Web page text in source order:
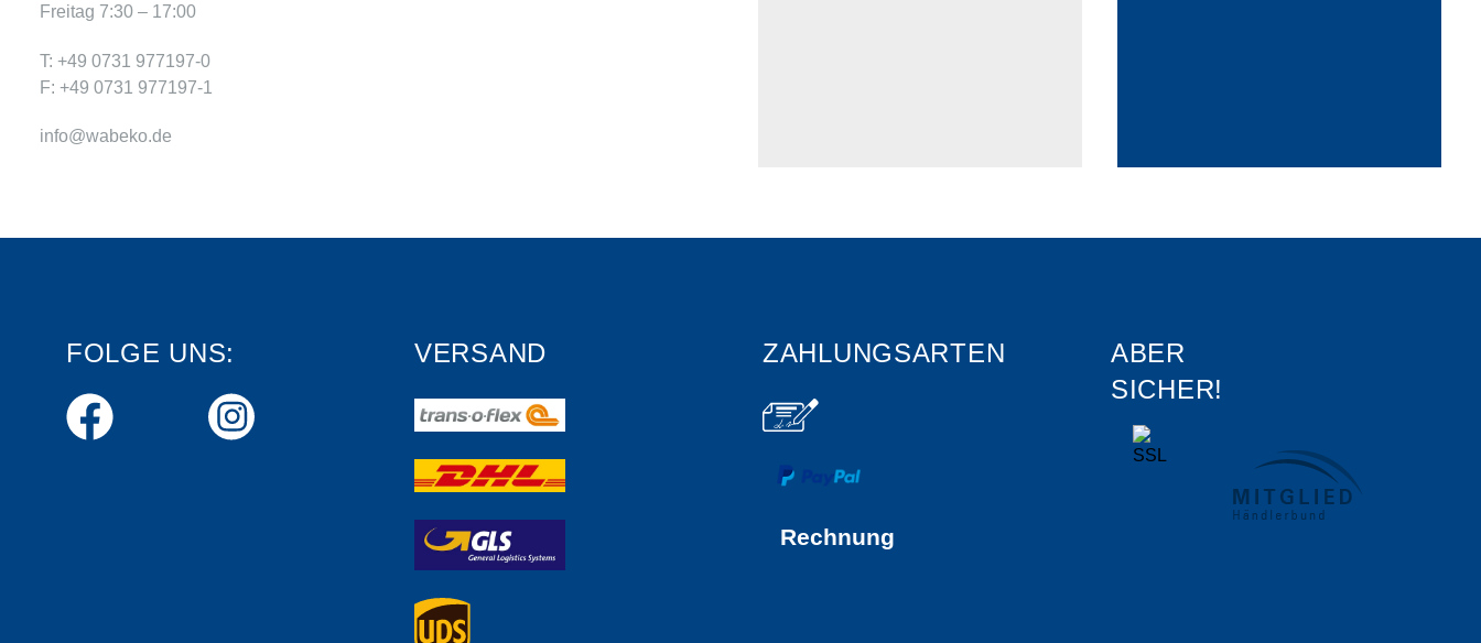
Freitag 7:30 – 17:00
T: +49 0731 977197-0
F: +49 0731 977197-1
info@wabeko.de
FOLGE UNS: VERSAND ZAHLUNGSARTEN
Rechnung
ABER
SICHER!